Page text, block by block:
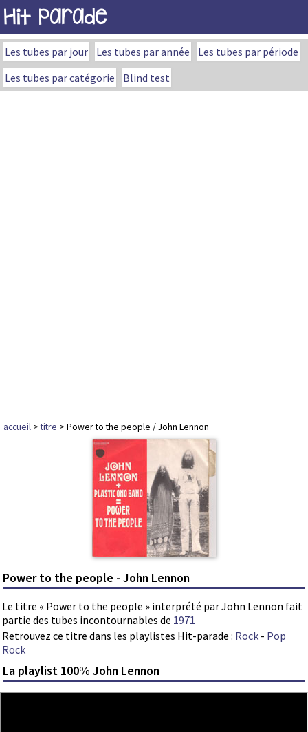
Hit Parade
Les tubes par jour Les tubes par année
Les tubes par période
Les tubes par catégorie
Blind test
accueil >titre > Power to the people / John Lennon
Power to the people - John Lennon
Le titre « Power to the people » interprété par John Lennon fait
partie des tubes incontournables de 1971
Retrouvez ce titre dans les playlistes Hit-parade : Rock - Pop
Rock
La playlist 100% John Lennon